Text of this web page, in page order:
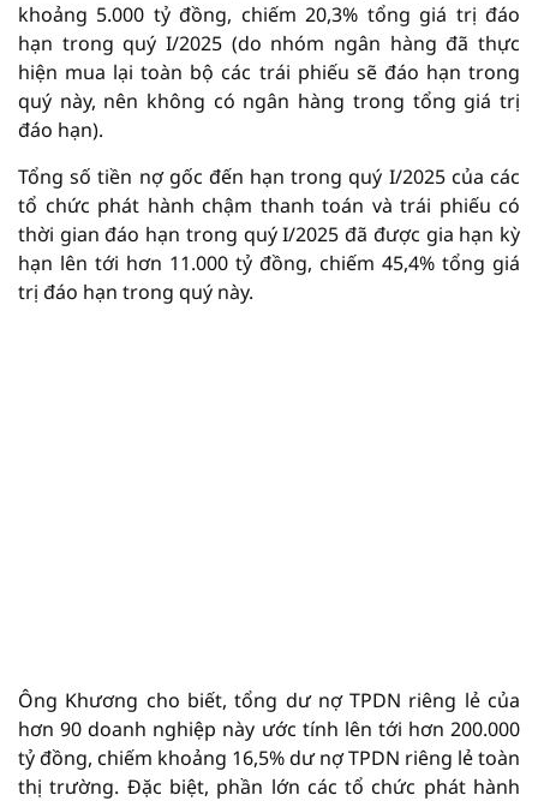
khoảng 5.000 tỷ đồng, chiếm 20,3% tổng giá trị đáo
hạn trong quý I/2025 (do nhóm ngân hàng đã thực
hiện mua lại toàn bộ các trái phiếu sẽ đáo hạn trong
quý này, nên không có ngân hàng trong tổng giá trị
đáo hạn).
Tổng số tiền nợ gốc đến hạn trong quý I/2025 của các
tổ chức phát hành chậm thanh toán và trái phiếu có
thời gian đáo hạn trong quý I/2025 đã được gia hạn kỳ
hạn lên tới hơn 11.000 tỷ đồng, chiếm 45,4% tổng giá
trị đáo hạn trong quý này.
Ông Khương cho biết, tổng dư nợ TPDN riêng lẻ của
hơn 90 doanh nghiệp này ước tính lên tới hơn 200.000
tỷ đồng, chiếm khoảng 16,5% dư nợ TPDN riêng lẻ toàn
thị trường. Đặc biệt, phần lớn các tổ chức phát hành